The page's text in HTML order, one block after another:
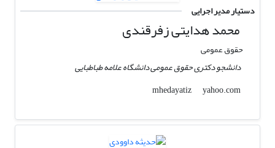
دستیار مدیر اجرایی
محمد هدایتی زفرقندی
حقوق عمومی
دانشجو دکتری حقوق عمومی دانشگاه علامه طباطبایی
mhedayatiz
yahoo.com